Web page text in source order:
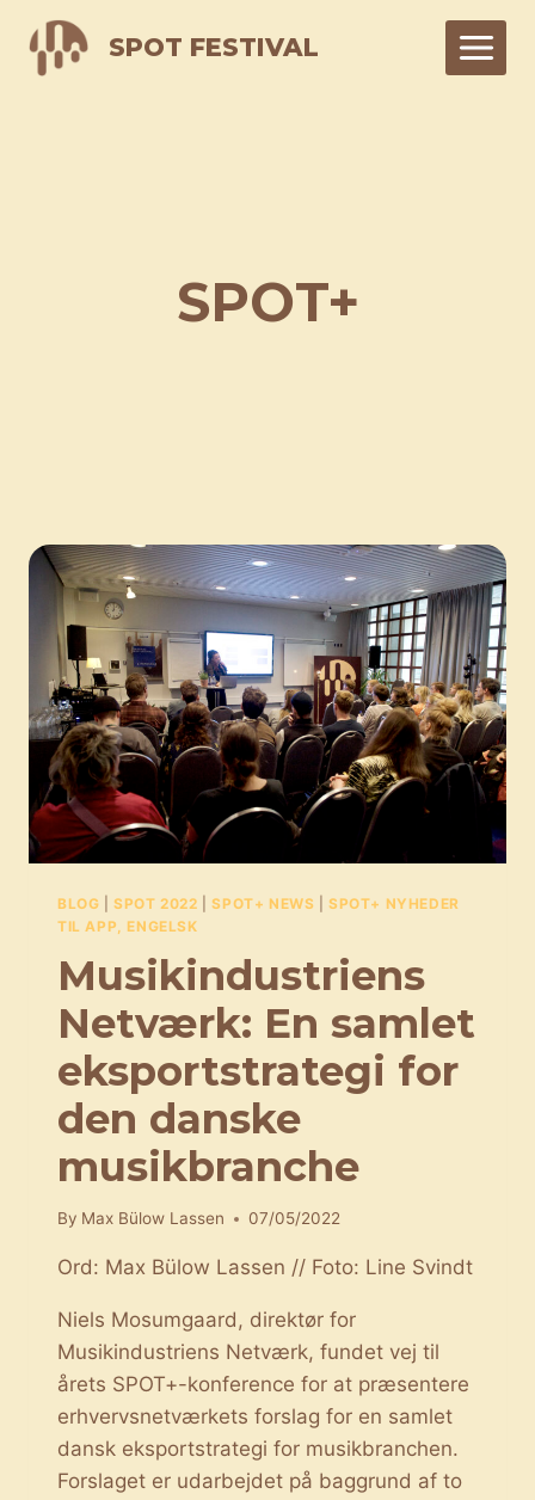
content
SPOT FESTIVAL
SPOT+
BLOG |SPOT 2022 |SPOT+ NEWS |SPOT+ NYHEDER
TIL APP, ENGELSK
Musikindustriens
Netværk: En samlet
eksportstrategi for
den danske
musikbranche
By Max Bülow Lassen 07/05/2022
Ord: Max Bülow Lassen // Foto: Line Svindt
Niels Mosumgaard, direktør for
Musikindustriens Netværk, fundet vej til
årets SPOT+-konference for at præsentere
erhvervsnetværkets forslag for en samlet
dansk eksportstrategi for musikbranchen.
Forslaget er udarbejdet på baggrund af to